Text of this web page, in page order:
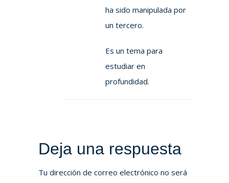
ha sido manipulada por
un tercero.
Es un tema para
estudiar en
profundidad.
Deja una respuesta
Tu dirección de correo electrónico no será